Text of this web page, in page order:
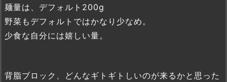
麺量は、デフォルト200g
野菜もデフォルトではかなり少なめ。
少食な自分には嬉しい量。
背脂ブロック、どんなギトギトしいのが来るかと思った